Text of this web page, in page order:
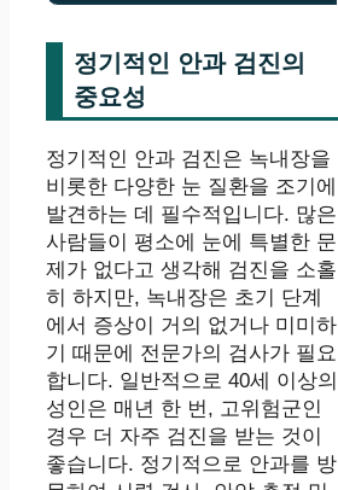
정기적인 안과 검진의
중요성
정기적인 안과 검진은 녹내장을
비롯한 다양한 눈 질환을 조기에
발견하는 데 필수적입니다. 많은
사람들이 평소에 눈에 특별한 문
제가 없다고 생각해 검진을 소홀
히 하지만, 녹내장은 초기 단계
에서 증상이 거의 없거나 미미하
기 때문에 전문가의 검사가 필요
합니다. 일반적으로 40세 이상의
성인은 매년 한 번, 고위험군인
경우 더 자주 검진을 받는 것이
좋습니다. 정기적으로 안과를 방